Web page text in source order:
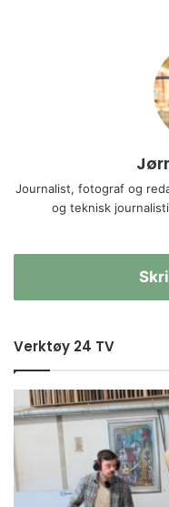
Journalist, fotograf og
og teknisk
Verktøy 24 TV